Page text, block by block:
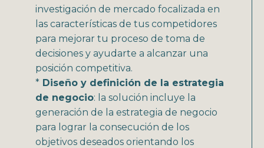
investigación de mercado focalizada en
las características de tus competidores
para mejorar tu proceso de toma de
decisiones y ayudarte a alcanzar una
posición competitiva.
* Diseño y definición de la estrategia
de negocio: la solución incluye la
generación de la estrategia de negocio
para lograr la consecución de los
objetivos deseados orientando los